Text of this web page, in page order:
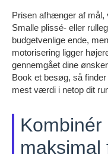
Prisen afhænger af mål,
Smalle plissé- eller
budgetvenlige ende,
motorisering ligger
gennemgået dine
Book et besøg, så
mest værdi i netop dit
maksimal